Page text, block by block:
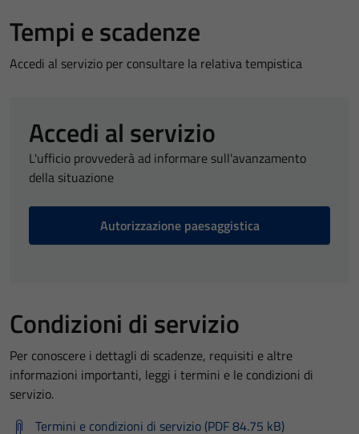
Tempi e scadenze
Accedi al servizio per consultare la relativa tempistica
Accedi al servizio
L'ufficio provvederà ad informare sull'avanzamento
della situazione
Autorizzazione paesaggistica
Condizioni di servizio
Per conoscere i dettagli di scadenze, requisiti e altre
informazioni importanti, leggi i termini e le condizioni di
servizio.
Termini e condizioni di servizio (PDF 84.75 kB)